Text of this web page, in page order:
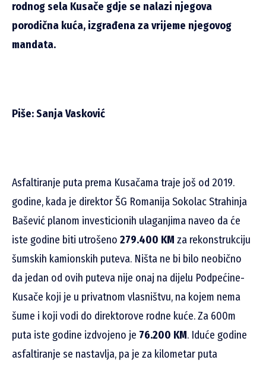
rodnog sela Kusače gdje se nalazi njegova
porodična kuća, izgrađena za vrijeme njegovog
mandata.
Piše: Sanja Vasković
Asfaltiranje puta prema Kusačama traje još od 2019.
godine, kada je direktor ŠG Romanija Sokolac Strahinja
Bašević planom investicionih ulaganjima naveo da će
iste godine biti utrošeno 279.400 KM za rekonstrukciju
šumskih kamionskih puteva. Ništa ne bi bilo neobično
da jedan od ovih puteva nije onaj na dijelu Podpećine-
Kusače koji je u privatnom vlasništvu, na kojem nema
šume i koji vodi do direktorove rodne kuće. Za 600m
puta iste godine izdvojeno je 76.200 KM. Iduće godine
asfaltiranje se nastavlja, pa je za kilometar puta